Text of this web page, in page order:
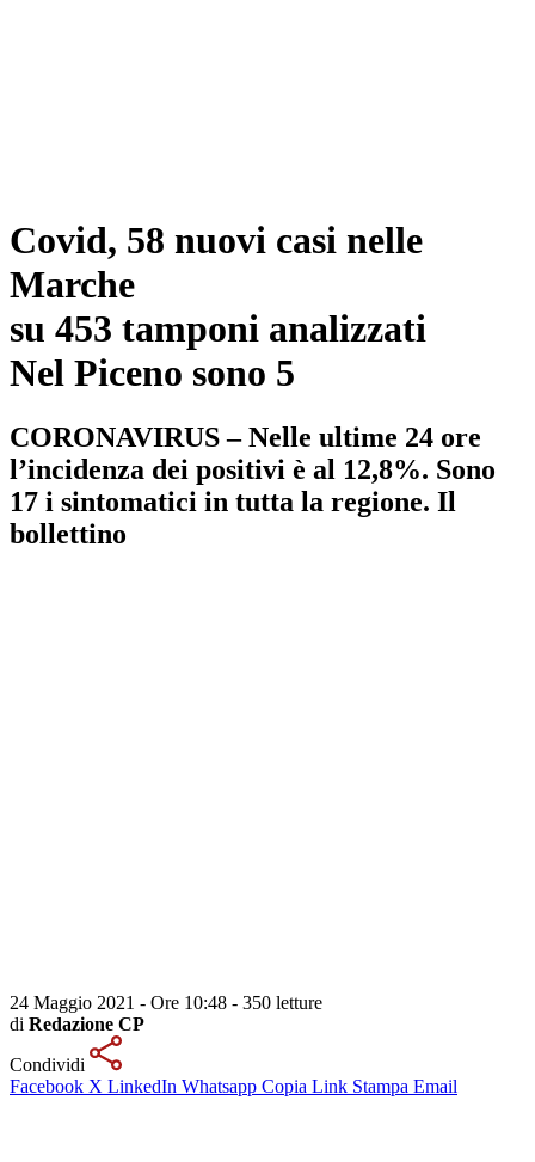
Covid, 58 nuovi casi nelle
Marche
su 453 tamponi analizzati
Nel Piceno sono 5
CORONAVIRUS – Nelle ultime 24 ore
l’incidenza dei positivi è al 12,8%. Sono
17 i sintomatici in tutta la regione. Il
bollettino
24 Maggio 2021 - Ore 10:48 - 350 letture
di Redazione CP
Condividi
Facebook X LinkedIn Whatsapp Copia Link Stampa Email